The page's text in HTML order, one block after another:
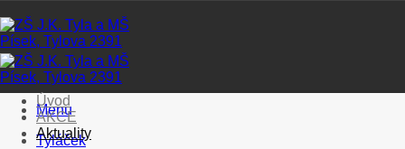
Menu
Tyláček
Úvod
AKCE
Aktuality